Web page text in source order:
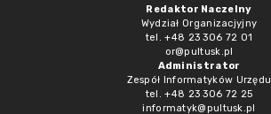
Redaktor Naczelny
Wydział Organizacjyjny
tel. +48 23 306 72 01
or@pultusk.pl
Administrator
Zespół Informatyków Urzędu
tel. +48 23 306 72 25
informatyk@pultusk.pl